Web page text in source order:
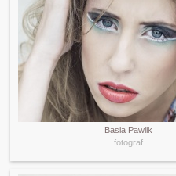
Basia Pawlik
fotograf